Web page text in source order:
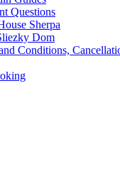
Questions
Sherpa
Dom
Conditions,